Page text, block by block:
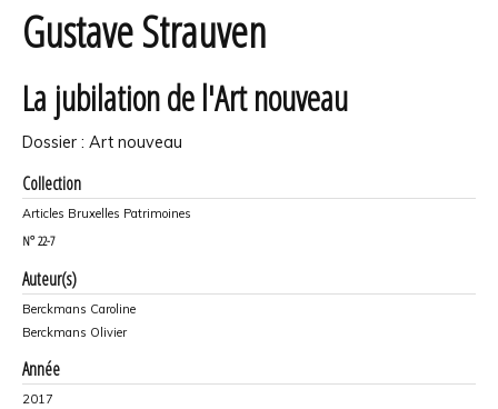
Gustave Strauven
La jubilation de l'Art nouveau
Dossier : Art nouveau
Collection
Articles Bruxelles Patrimoines
N° 22-7
Auteur(s)
Berckmans Caroline
Berckmans Olivier
Année
2017